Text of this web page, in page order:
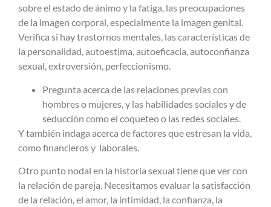
sobre el estado de ánimo y la fatiga, las preocupaciones
de la imagen corporal, especialmente la imagen genital.
Verifica si hay trastornos mentales, las características de
la personalidad, autoestima, autoeficacia, autoconfianza
sexual, extroversión, perfeccionismo.
Pregunta acerca de las relaciones previas con
hombres o mujeres, y las habilidades sociales y de
seducción como el coqueteo o las redes sociales.
Y también indaga acerca de factores que estresan la vida,
como financieros y laborales.
Otro punto nodal en la historia sexual tiene que ver con
la relación de pareja. Necesitamos evaluar la satisfacción
de la relación, el amor, la intimidad, la confianza, la